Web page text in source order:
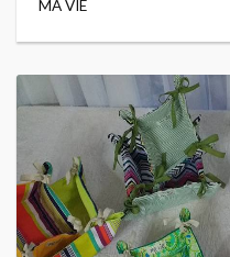
MA VIE